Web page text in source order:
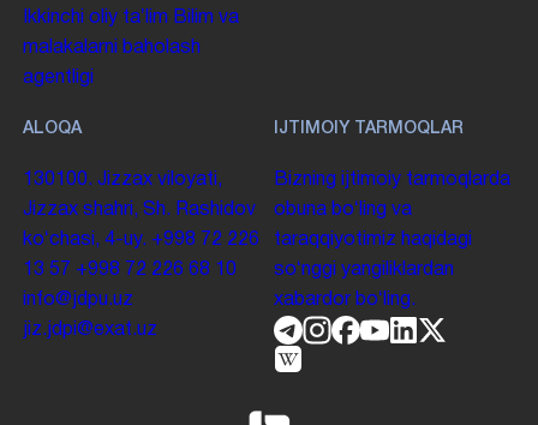
Ikkinchi oliy taʼlim Bilim va
malakalarni baholash
agentligi
ALOQA
130100. Jizzax viloyati,
Jizzax shahri, Sh. Rashidov
koʻchasi, 4-uy. +998 72 226
13 57 +998 72 226 68 10
info@jdpu.uz
jiz.jdpi@exat.uz
IJTIMOIY TARMOQLAR
Bizning ijtimoiy tarmoqlarda
obuna boʻling va
taraqqiyotimiz haqidagi
soʻnggi yangiliklardan
xabardor boʻling.